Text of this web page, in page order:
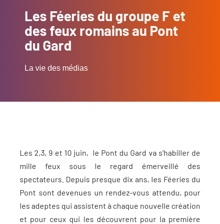
Les Féeries du groupe F et
des feux romains au Pont
du Gard
La vie des médias
Les 2,3, 9 et 10 juin, le Pont du Gard va s’habiller de
mille feux sous le regard émerveillé des
spectateurs. Depuis presque dix ans, les Féeries du
Pont sont devenues un rendez-vous attendu, pour
les adeptes qui assistent à chaque nouvelle création
et pour ceux qui les découvrent pour la première